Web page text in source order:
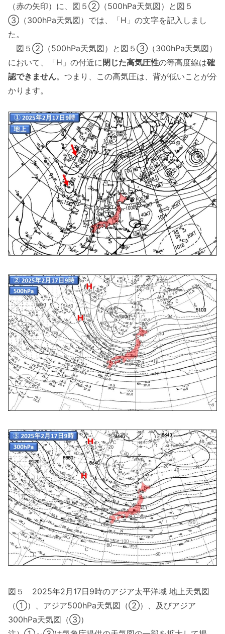
（赤の矢印）に、図５②（500hPa天気図）と図５
③（300hPa天気図）では、「H」の文字を記入しまし
た。
図５②（500hPa天気図）と図５③（300hPa天気図）
において、「H」の付近に閉じた高気圧性の等高度線は確
認できません。つまり、この高気圧は、背が低いことが分
かります。
図５ 2025年2月17日9時のアジア太平洋域 地上天気図
（①）、アジア500hPa天気図（②）、及びアジア
300hPa天気図（③）